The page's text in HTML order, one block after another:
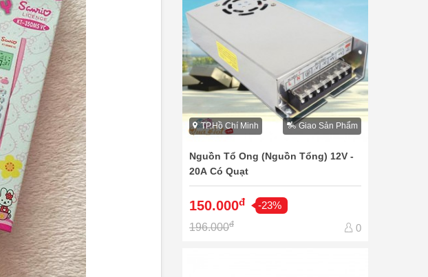
TP.Hồ Chí Minh Giao Sản Phẩm
Nguồn Tổ Ong (Nguồn Tổng) 12V -
20A Có Quạt
150.000đ
-23%
196.000đ 0